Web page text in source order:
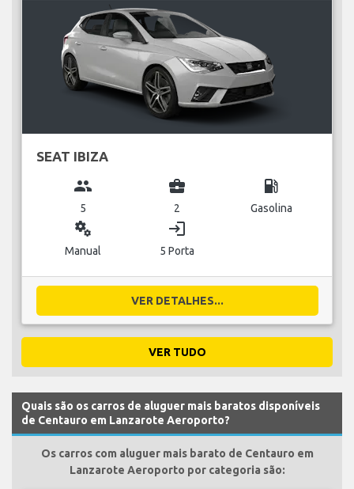
SEAT IBIZA
group
5
business_center
2
local_gas_station
Gasolina
miscellaneous_services
Manual
login
5 Porta
VER DETALHES...
VER TUDO
Quais são os carros de aluguer mais baratos disponíveis
de Centauro em Lanzarote Aeroporto?
Os carros com aluguer mais barato de Centauro em
Lanzarote Aeroporto por categoria são: